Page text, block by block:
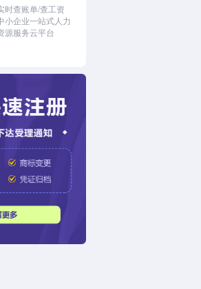
时查账单/查工资
小企业一站式人力
源服务云平台